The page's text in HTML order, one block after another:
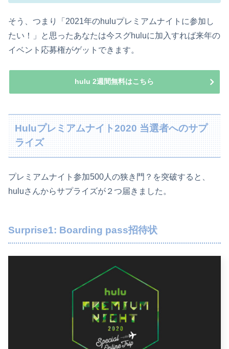
そう、つまり「2021年のhuluプレミアムナイトに参加し
たい！」と思ったあなたは今スグhuluに加入すれば来年の
イベント応募権がゲットできます。
hulu 2週間無料はこちら
Huluプレミアムナイト2020 当選者へのサプ
ライズ
プレミアムナイト参加500人の狭き門？を突破すると、
huluさんからサプライズが２つ届きました。
Surprise1: Boarding pass招待状